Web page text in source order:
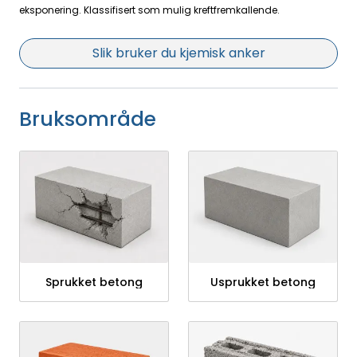
eksponering. Klassifisert som mulig kreftfremkallende.
Slik bruker du kjemisk anker
Bruksområde
Sprukket betong Usprukket betong